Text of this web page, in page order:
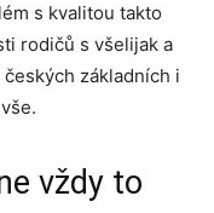
s kvalitou takto
rodičů s všelijak a
základních i
vždy to